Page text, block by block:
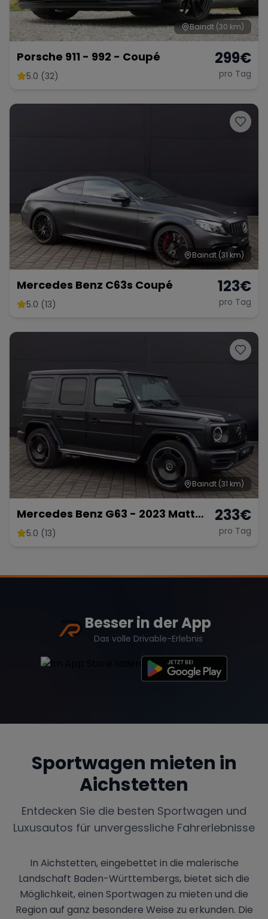
Baindt (30 km)
Porsche 911 - 992 - Coupé
5.0 (32)
299€
pro Tag
Baindt (31 km)
Mercedes Benz C63s Coupé
5.0 (13)
123€
pro Tag
Baindt (31 km)
Mercedes Benz G63 - 2023 Matt
Schwarz
5.0 (13)
233€
pro Tag
Besser in der App
Das volle Drivable-Erlebnis
Sportwagen mieten in
Aichstetten
Entdecken Sie die besten Sportwagen und
Luxusautos für unvergessliche Fahrerlebnisse
In Aichstetten, eingebettet in die malerische
Landschaft Baden-Württembergs, bietet sich die
Möglichkeit, einen Sportwagen zu mieten und die
Region auf ganz besondere Weise zu erkunden. Die